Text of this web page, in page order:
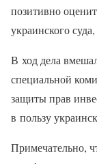
позитивно
украинского
В ход дела
специальной
защиты прав
в пользу
Примечательно,